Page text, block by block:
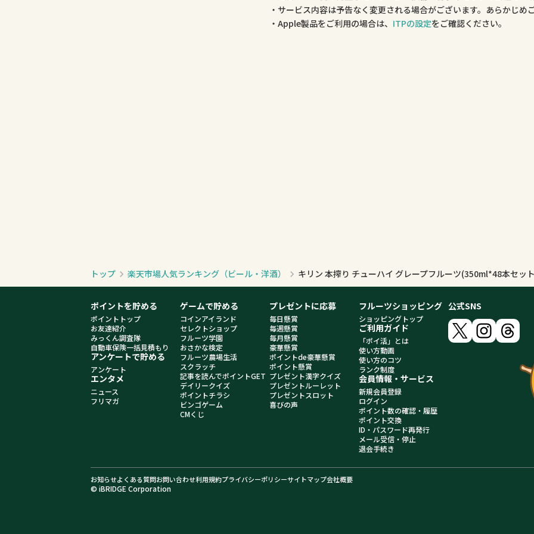
サービス内容は予告なく変更される場合がございます。あらかじめ
Apple製品をご利用の場合は、 ITPの設定をご確認ください。
トップ 楽天市場人気ランキング（ビール・洋酒） キリン 本搾り チューハイ グレープフルーツ(350ml*48本セッ
ポイントを貯める
ポイントトップ
お友達紹介
みっくん調査隊
自動車保険一括見積もり
アンケートで貯める
アンケート
エンタメ
ニュース
フリマガ
ゲームで貯める
コインアイランド
セレクトショップ
フルーツ学園
おさかな検定
フルーツ農場生活
スクラッチ
記事を読んでポイントGET
デイリークイズ
ポイントチラシ
ビンゴゲーム
CMくじ
プレゼントに応募
毎日懸賞
毎週懸賞
毎月懸賞
豪華懸賞
ポイントde豪華懸賞
ポイント懸賞
プレゼント漢字クイズ
プレゼントルーレット
プレゼントスロット
喜びの声
フルーツショッピング
ショッピングトップ
ご利用ガイド
「ポイ活」とは
使い方動画
使い方のコツ
ランク制度
会員情報・サービス
新規会員登録
ログイン
ポイント数の確認・履歴
ポイント交換
ID・パスワード再発行
メール受信・停止
退会手続き
公式SNS
お知らせよくある質問お問い合わせ利用規約プライバシーポリシーサイトマップ会社概要
© iBRIDGE Corporation